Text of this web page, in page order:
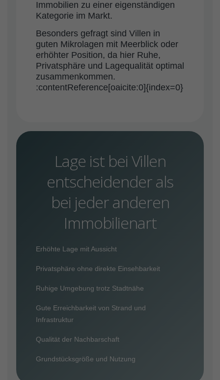
Immobilien zu einer eigenständigen
Kategorie im Markt.
Besonders gefragt sind Villen in
guten Mikrolagen mit Meerblick oder
erhöhter Position, da hier Ruhe,
Privatsphäre und Lagequalität optimal
zusammenkommen.
:contentReference[oaicite:0]{index=0}
Lage ist bei Villen
entscheidender als
bei jeder anderen
Immobilienart
Erhöhte Lage mit Aussicht
Privatsphäre ohne direkte Einsehbarkeit
Ruhige Umgebung trotz Stadtnähe
Gute Erreichbarkeit von Strand und
Infrastruktur
Qualität der Nachbarschaft
Grundstücksgröße und Nutzung